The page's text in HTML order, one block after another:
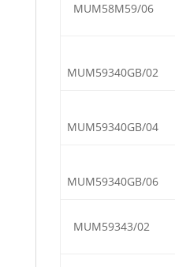
MUM58M59/06
MUM59340GB/02
MUM59340GB/04
MUM59340GB/06
MUM59343/02